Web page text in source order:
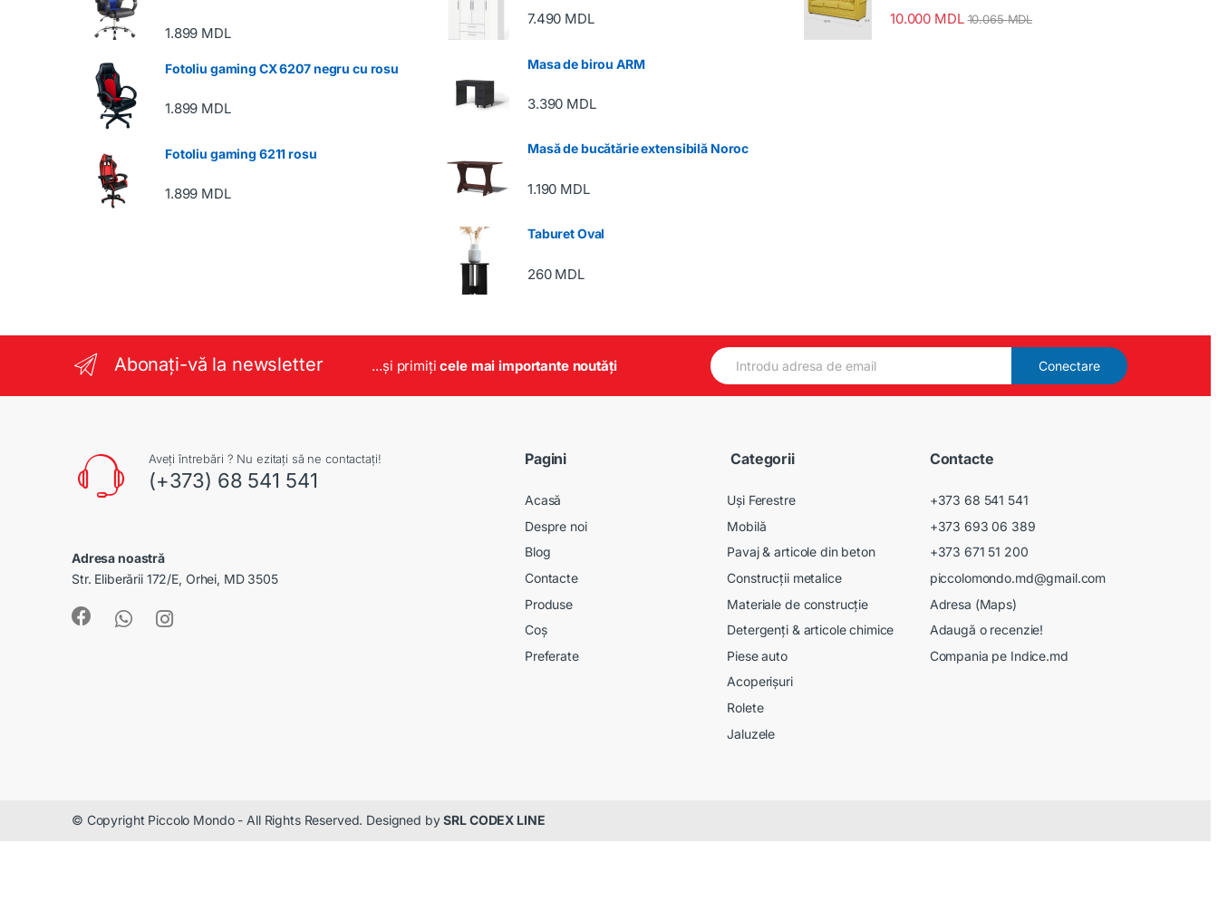
1.899 MDL
Fotoliu gaming CX 6207 negru cu rosu
1.899 MDL
Fotoliu gaming 6211 rosu
1.899 MDL
7.490 MDL
Masa de birou ARM
3.390 MDL
Masă de bucătărie extensibilă Noroc
1.190 MDL
Taburet Oval
260 MDL
10.000 MDL 10.065MDL
Abonați-vă la newsletter ...și primițicele mai importante noutăți
E
m
Conectare
Aveți întrebări ? Nu ezitați să ne contactați!
(+373) 68 541 541
Adresa noastră
Str. Eliberării 172/E, Orhei, MD 3505
Pagini
Acasă
Despre noi
Blog
Contacte
Produse
Coș
Preferate
Categorii
Uși Ferestre
Mobilă
Pavaj & articole din beton
Construcții metalice
Materiale de construcție
Detergenți & articole chimice
Piese auto
Acoperișuri
Rolete
Jaluzele
Contacte
+373 68 541 541
+373 693 06 389
+373 671 51 200
piccolomondo.md@gmail.com
Adresa (Maps)
Adaugă o recenzie!
Compania pe Indice.md
© Copyright Piccolo Mondo - All Rights Reserved. Designed bySRL CODEX LINE